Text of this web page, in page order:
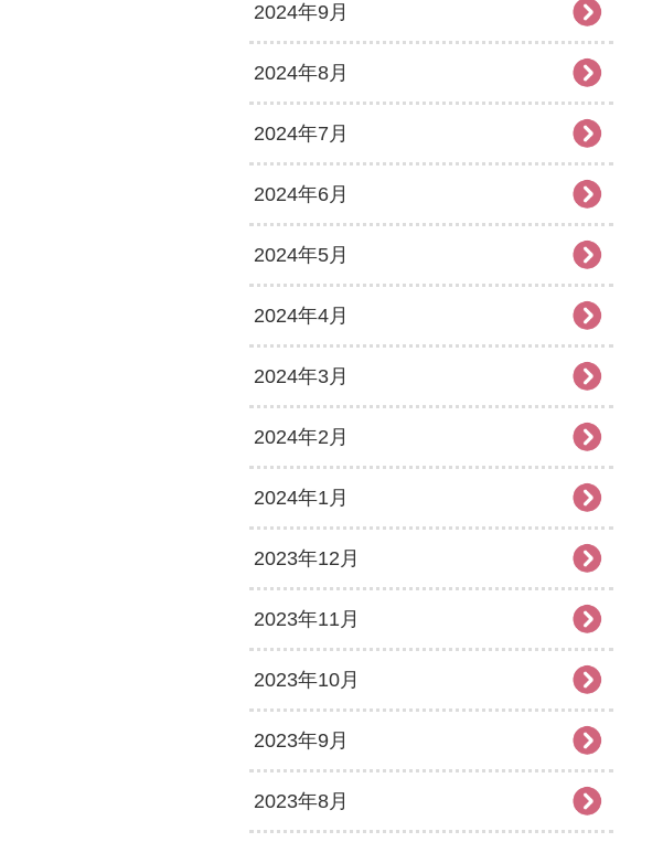
2024年9月
2024年8月
2024年7月
2024年6月
2024年5月
2024年4月
2024年3月
2024年2月
2024年1月
2023年12月
2023年11月
2023年10月
2023年9月
2023年8月